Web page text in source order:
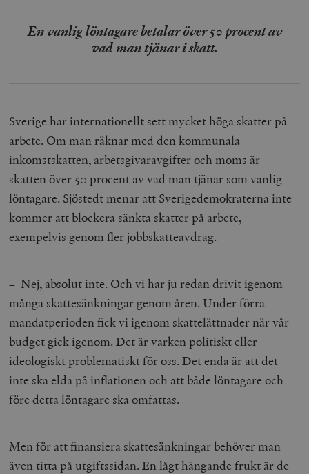
En vanlig löntagare betalar över 50 procent av
vad man tjänar i skatt.
Sverige har internationellt sett mycket höga skatter på
arbete. Om man räknar med den kommunala
inkomstskatten, arbetsgivaravgifter och moms är
skatten över 50 procent av vad man tjänar som vanlig
löntagare. Sjöstedt menar att Sverigedemokraterna inte
kommer att blockera sänkta skatter på arbete,
exempelvis genom fler jobbskatteavdrag.
– Nej, absolut inte. Och vi har ju redan drivit igenom
många skattesänkningar genom åren. Under förra
mandatperioden fick vi igenom skattelättnader när vår
budget gick igenom. Det är varken politiskt eller
ideologiskt problematiskt för oss. Det enda är att det
inte ska elda på inflationen och att både löntagare och
före detta löntagare ska omfattas.
Men för att finansiera skattesänkningar behöver man
även titta på utgiftssidan. En lågt hängande frukt är de